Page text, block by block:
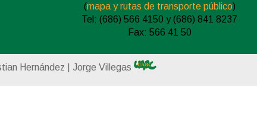
(mapa y rutas de transporte público)
Tel: (686) 566 4150 y (686) 841 8237
Fax: 566 41 50
Hernández | Jorge Villegas